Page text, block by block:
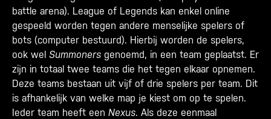
battle arena). League of Legends kan enkel online
gespeeld worden tegen andere menselijke spelers of
bots (computer bestuurd). Hierbij worden de spelers,
ook wel Summoners genoemd, in een team geplaatst. Er
zijn in totaal twee teams die het tegen elkaar opnemen.
Deze teams bestaan uit vijf of drie spelers per team. Dit
is afhankelijk van welke map je kiest om op te spelen.
Ieder team heeft een Nexus. Als deze eenmaal